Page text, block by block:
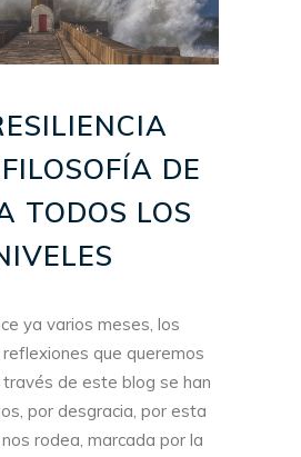
DE
TODOS LOS
ya varios meses, los
que queremos
de este blog se han
por desgracia, por esta
rodea, marcada por la